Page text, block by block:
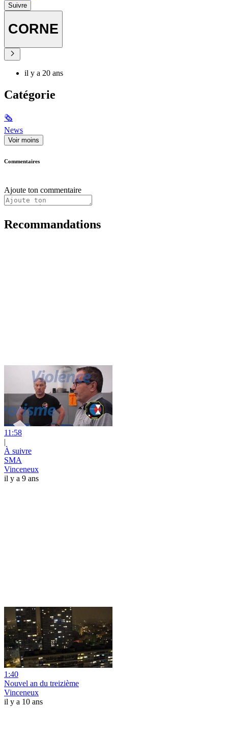
Suivre
CORNE
il y a 20 ans
Catégorie
🗞
News
Voir moins
Commentaires
Ajoute ton commentaire
Recommandations
11:58
|
À suivre
SMA
Vinceneux
il y a 9 ans
1:40
Nouvel an du treizième
Vinceneux
il y a 10 ans